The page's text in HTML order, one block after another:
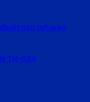
อินฟราเรด Infrared